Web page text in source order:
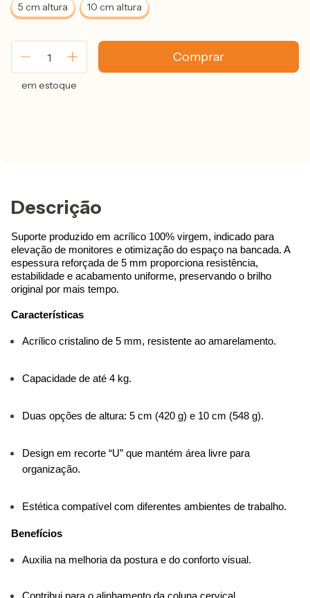
5 cm altura 10 cm altura
em estoque
Descrição
Suporte produzido em acrílico 100% virgem, indicado para
elevação de monitores e otimização do espaço na bancada. A
espessura reforçada de 5 mm proporciona resistência,
estabilidade e acabamento uniforme, preservando o brilho
original por mais tempo.
Características
Acrílico cristalino de 5 mm, resistente ao amarelamento.
Capacidade de até 4 kg.
Duas opções de altura: 5 cm (420 g) e 10 cm (548 g).
Design em recorte “U” que mantém área livre para
organização.
Estética compatível com diferentes ambientes de trabalho.
Benefícios
Auxilia na melhoria da postura e do conforto visual.